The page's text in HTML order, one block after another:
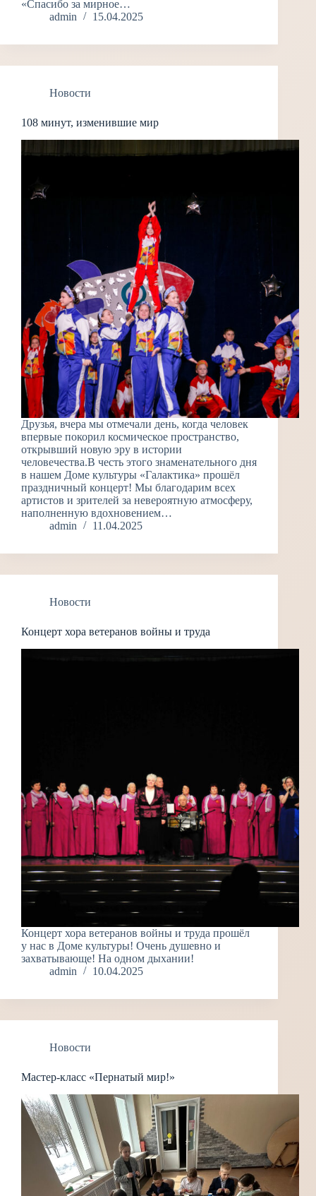
«Спасибо за мирное…
admin
15.04.2025
Новости
108 минут, изменившие мир
Друзья, вчера мы отмечали день, когда человек
впервые покорил космическое пространство,
открывший новую эру в истории
человечества.В честь этого знаменательного дня
в нашем Доме культуры «Галактика» прошёл
праздничный концерт! Мы благодарим всех
артистов и зрителей за невероятную атмосферу,
наполненную вдохновением…
admin
11.04.2025
Новости
Концерт хора ветеранов войны и труда
Концерт хора ветеранов войны и труда прошёл
у нас в Доме культуры! Очень душевно и
захватывающе! На одном дыхании!
admin
10.04.2025
Новости
Мастер-класс «Пернатый мир!»